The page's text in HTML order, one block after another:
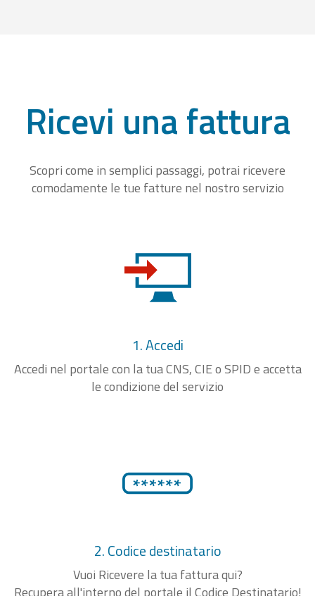
Ricevi una fattura
Scopri come in semplici passaggi, potrai ricevere
comodamente le tue fatture nel nostro servizio
1. Accedi
Accedi nel portale con la tua CNS, CIE o SPID e accetta
le condizione del servizio
2. Codice destinatario
Vuoi Ricevere la tua fattura qui?
Recupera all'interno del portale il Codice Destinatario!